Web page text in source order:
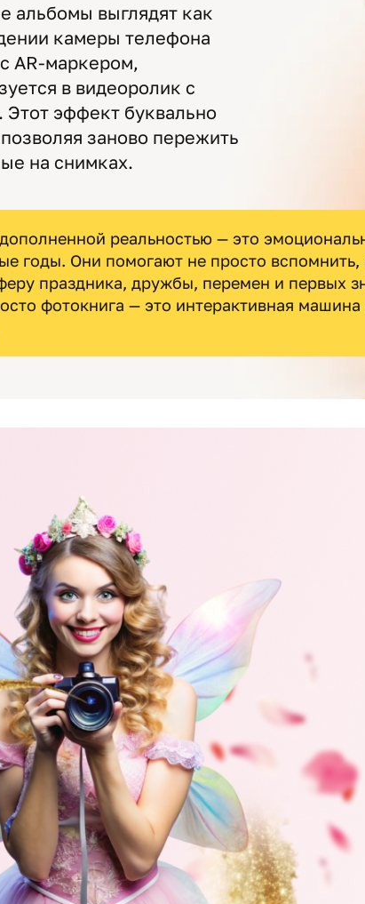
альбомы выглядят как
камеры телефона
AR-маркером,
в видеоролик с
Этот эффект буквально
заново пережить
на снимках.
реальностью — это
годы. Они помогают не просто вспомнить,
праздника, дружбы, перемен и первых
фотокнига — это интерактивная